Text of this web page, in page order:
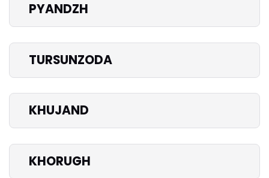
PYANDZH
TURSUNZODA
KHUJAND
KHORUGH